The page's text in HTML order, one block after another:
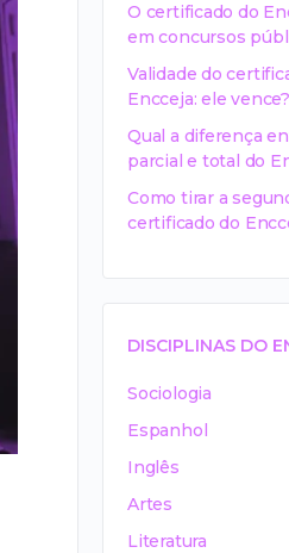
O certificado do
em concursos
Validade do
Encceja: ele vence?
Qual a diferença
parcial e total do
Como tirar a
certificado do
DISCIPLINAS DO
Sociologia
Espanhol
Inglês
Artes
Literatura